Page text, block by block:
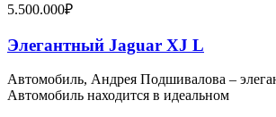
5.500.000₽
Элегантный Jaguar XJ L
Автомобиль, Андрея Подшивалова –
Автомобиль находится в идеальном